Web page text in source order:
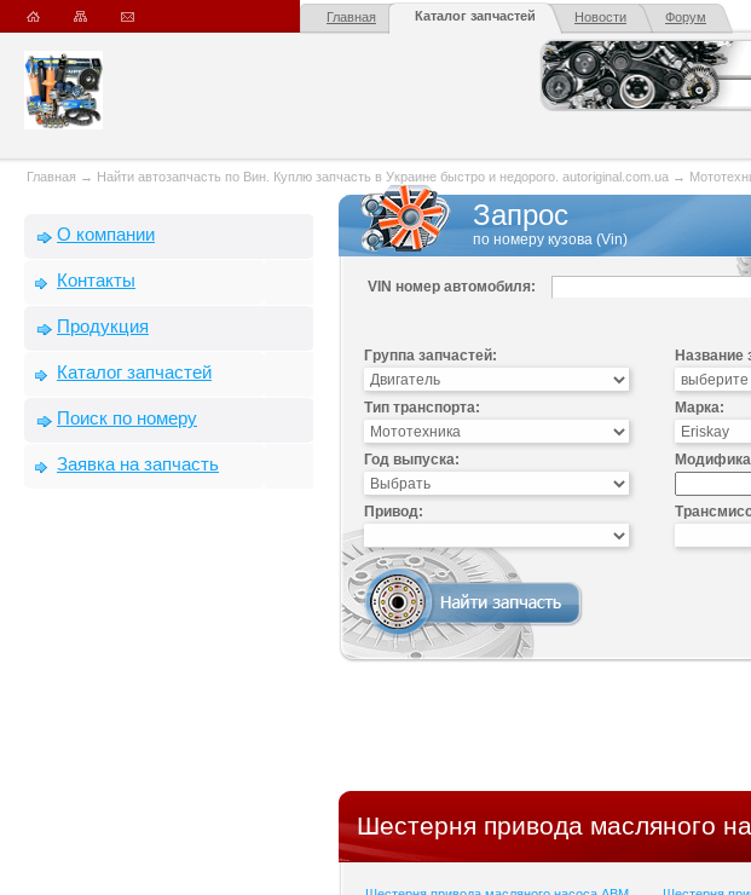
Главная Каталог запчастей Новости Форум
Главная → Найти автозапчасть по Вин. Куплю запчасть в Украине быстро и недорого. autoriginal.com.ua →
О компании
Контакты
Продукция
Каталог запчастей
Поиск по номеру
Заявка на запчасть
Запрос
по номеру кузова (Vin)
VIN номер автомобиля:
Группа запчастей: Название
Тип транспорта: Марка:
Год выпуска:
Привод:
Шестерня привода масляного